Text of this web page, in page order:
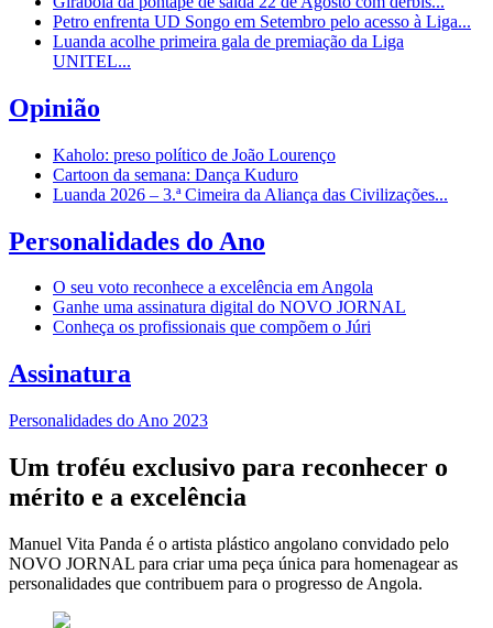
Petro enfrenta UD Songo em Setembro pelo acesso à Liga...
Luanda acolhe primeira gala de premiação da Liga
UNITEL...
Opinião
Kaholo: preso político de João Lourenço
Cartoon da semana: Dança Kuduro
Luanda 2026 – 3.ª Cimeira da Aliança das Civilizações...
Personalidades do Ano
O seu voto reconhece a excelência em Angola
Ganhe uma assinatura digital do NOVO JORNAL
Conheça os profissionais que compõem o Júri
Assinatura
Personalidades do Ano 2023
Um troféu exclusivo para reconhecer o
mérito e a excelência
Manuel Vita Panda é o artista plástico angolano convidado pelo
NOVO JORNAL para criar uma peça única para homenagear as
personalidades que contribuem para o progresso de Angola.